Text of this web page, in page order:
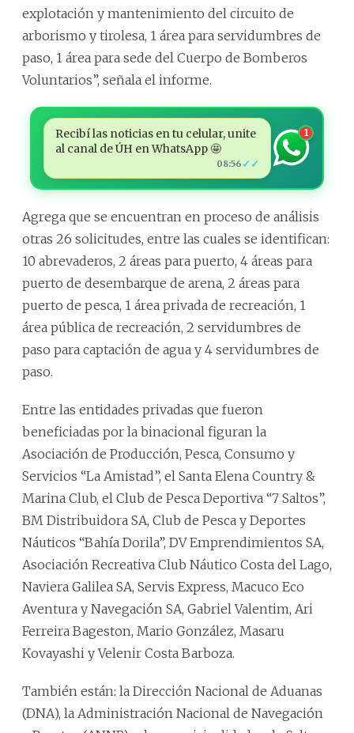
explotación y mantenimiento del circuito de
arborismo y tirolesa, 1 área para servidumbres de
paso, 1 área para sede del Cuerpo de Bomberos
Voluntarios”, señala el informe.
Recibí las noticias en tu celular, unite
al canal de ÚH en WhatsApp 🤩
08:56 ✓✓
1
Agrega que se encuentran en proceso de análisis
otras 26 solicitudes, entre las cuales se identifican:
10 abrevaderos, 2 áreas para puerto, 4 áreas para
puerto de desembarque de arena, 2 áreas para
puerto de pesca, 1 área privada de recreación, 1
área pública de recreación, 2 servidumbres de
paso para captación de agua y 4 servidumbres de
paso.
Entre las entidades privadas que fueron
beneficiadas por la binacional figuran la
Asociación de Producción, Pesca, Consumo y
Servicios “La Amistad”, el Santa Elena Country &
Marina Club, el Club de Pesca Deportiva “7 Saltos”,
BM Distribuidora SA, Club de Pesca y Deportes
Náuticos “Bahía Dorila”, DV Emprendimientos SA,
Asociación Recreativa Club Náutico Costa del Lago,
Naviera Galilea SA, Servis Express, Macuco Eco
Aventura y Navegación SA, Gabriel Valentim, Ari
Ferreira Bageston, Mario González, Masaru
Kovayashi y Velenir Costa Barboza.
También están: la Dirección Nacional de Aduanas
(DNA), la Administración Nacional de Navegación